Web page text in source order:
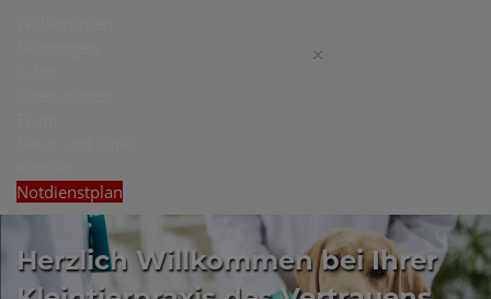
Notdienstplan
Herzlich Willkommen bei Ihrer
×